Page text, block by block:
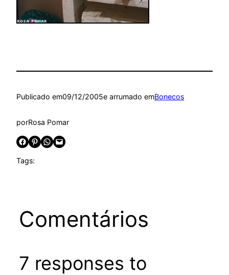
Publicado em09/12/2005e arrumado emBonecos
porRosa Pomar
Share on Facebook Share on Pinterest Share on WhatsApp Email this Page
Tags:
Comentários
7 responses to